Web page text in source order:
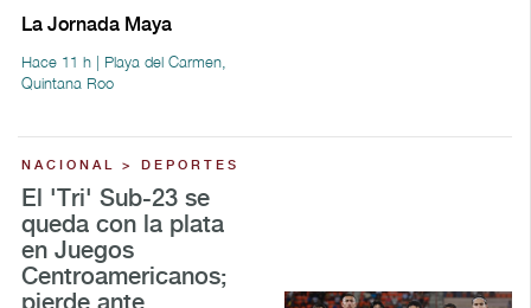
La Jornada Maya
Hace 11 h | Playa del Carmen,
Quintana Roo
NACIONAL > DEPORTES
El 'Tri' Sub-23 se
queda con la plata
en Juegos
Centroamericanos;